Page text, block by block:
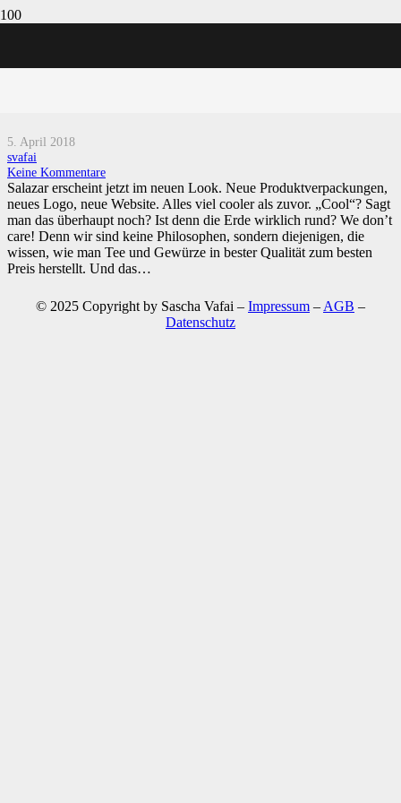
5. April 2018
svafai
Keine Kommentare
Salazar erscheint jetzt im neuen Look. Neue Produktverpackungen,
neues Logo, neue Website. Alles viel cooler als zuvor. „Cool“? Sagt
man das überhaupt noch? Ist denn die Erde wirklich rund? We don’t
care! Denn wir sind keine Philosophen, sondern diejenigen, die
wissen, wie man Tee und Gewürze in bester Qualität zum besten
Preis herstellt. Und das…
© 2025 Copyright by Sascha Vafai – Impressum – AGB –
Datenschutz